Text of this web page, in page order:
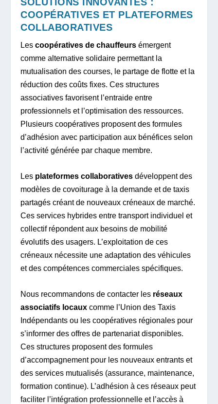
SOLUTIONS INNOVANTES :
COOPÉRATIVES ET PLATEFORMES
COLLABORATIVES
Lescoopératives de chauffeurs émergent
comme alternative solidaire permettant la
mutualisation des courses, le partage de flotte et la
réduction des coûts fixes. Ces structures
associatives favorisent l’entraide entre
professionnels et l’optimisation des ressources.
Plusieurs coopératives proposent des formules
d’adhésion avec participation aux bénéfices selon
l’activité générée par chaque membre.
Les plateformes collaboratives développent des
modèles de covoiturage à la demande et de taxis
partagés créant de nouveaux créneaux de marché.
Ces services hybrides entre transport individuel et
collectif répondent aux besoins de mobilité
évolutifs des usagers. L’exploitation de ces
créneaux nécessite une adaptation des véhicules
et des compétences commerciales spécifiques.
Nous recommandons de contacter les réseaux
associatifs locaux comme l’Union des Taxis
Indépendants ou les coopératives régionales pour
s’informer des offres de partenariat disponibles.
Ces structures proposent des formules
d’accompagnement pour les nouveaux entrants et
des services mutualisés (assurance, maintenance,
formation continue). L’adhésion à ces réseaux peut
faciliter l’intégration professionnelle et l’accès à